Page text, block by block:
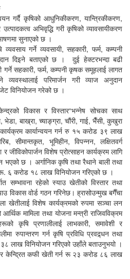
गर्दै कृषिको आधुनिकीकरण, यान्त्रिकीकरण,
अभिवृद्धि गरी कृषिको व्यावसायीकरण
सुनाएको छ ।
गर्ने व्यवसायी, सहकारी, फर्म, कम्पनी
दिइने बताएको छ । दुई हेक्टरभन्दा बढी
सहकारी, फर्म, कम्पनी कृषक समूहलाई लागत
व्यवस्थालाई परिमार्जन गरी व्याज अनुदान
विनियोजन गरेको छ ।
विकास र विस्तार“भन्नेष सोचका साथ
बाख्रा, च्याङ्ग्रा, चौंरी, गाई, भैँसी, कुखुरा
कार्यान्वयन गर्न रु १५ करोड ३९ लाख
सीमान्तकृत, भूमिहीन, विपन्नन, लक्षितवर्ग
र जीविकोपार्जन विशेष प्रोत्साहन कार्यक्रम लागि
छ । अर्गानिक कृषि तथा रैथाने बाली तथा
रू. ६ करोड १८ लाख विनियोजन गरिएको छ ।
सम्भावना रहेको स्याउ खेतीको विस्तार तथा
विकास वोर्ड गठन गरिनेछ। ह्रासोउन्मुख बगैँचा
खेतीलाई विशेष कार्यक्रमको रुपमा सञ्चा लन
मामिला तथा योजना मन्त्री राजिवविक्रम
कृषि प्रणालीलाई लाभकारी, समावेशी र
रुपान्तरण गर्न कृषि प्रविधि प्रवद्र्धन तथा
लाख विनियोजन गरिएको उहाँले बताउनुभयो ।
केन्द्रित कफी खेती गर्न रू २३ करोड ८६ लाख